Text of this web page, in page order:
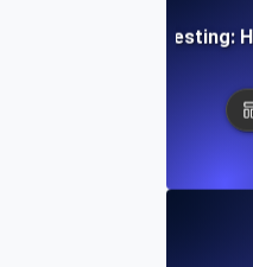
Gaming Spike Testing: